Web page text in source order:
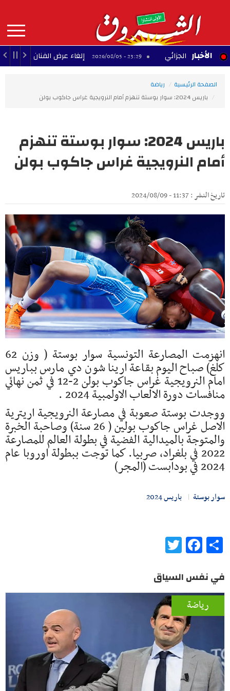
contenu
principal
MAIN
NAVIGATION الأخبار
الجزائي 23:29 - 2026/08/05 إلغاء عرض الفنان بودشار ضمن
الصفحة الرئيسية
رياضة
باريس 2024: سوار بوستة تنهزم أمام النرويجية غراس جاكوب بولن
باريس 2024: سوار بوستة تنهزم
أمام النرويجية غراس جاكوب بولن
تاريخ النشر : 11:37 - 2024/08/09
انهزمت المصارعة التونسية سوار بوستة ( وزن 62
كلغ) صباح اليوم بقاعة ارينا شون دي مارس بباريس
امام النرويجية غراس جاكوب بولن 2-12 في ثمن نهائي
منافسات دورة الالعاب الاولمبية 2024 .
ووجدت بوستة صعوبة في مصارعة النرويجية اريترية
الاصل غراس جاكوب بولين ( 26 سنة) وصاحبة الخبرة
والمتوجة بالميدالية الفضية في بطولة العالم للمصارعة
2022 في بلغراد، صربيا. كما توجت ببطولة اوروبا عام
2024 في بودابست (المجر)
سوار بوستة باريس 2024
Share
Facebook
في نفس السياق
رياضة